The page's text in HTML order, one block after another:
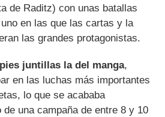
de Raditz) con unas batallas
en las que las cartas y la
las grandes protagonistas.
juntillas la del manga,
en las luchas más importantes
lo que se acababa
una campaña de entre 8 y 10